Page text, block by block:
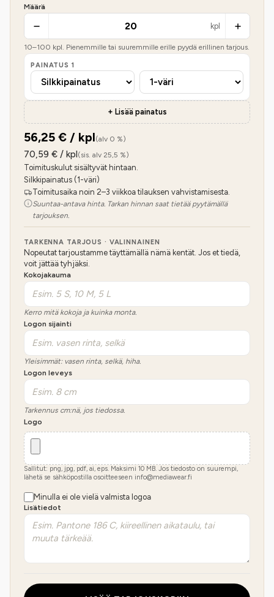
Määrä
kpl
10–100 kpl. Pienemmille tai suuremmille erille pyydä erillinen tarjous.
PAINATUS 1
+ Lisää painatus
56,25 € / kpl(alv 0 %)
70,59 € / kpl(sis. alv 25,5 %)
Toimituskulut sisältyvät hintaan.
Silkkipainatus (1-väri)
Toimitusaika noin 2–3 viikkoa tilauksen vahvistamisesta.
Suuntaa-antava hinta. Tarkan hinnan saat tietää pyytämällä
tarjouksen.
TARKENNA TARJOUS · VALINNAINEN
Nopeutat tarjoustamme täyttämällä nämä kentät. Jos et tiedä,
voit jättää tyhjäksi.
Kokojakauma
Kerro mitä kokoja ja kuinka monta.
Logon sijainti
Yleisimmät: vasen rinta, selkä, hiha.
Logon leveys
Tarkennus cm:nä, jos tiedossa.
Logo
Sallitut: png, jpg, pdf, ai, eps. Maksimi 10 MB. Jos tiedosto on suurempi,
lähetä se sähköpostilla osoitteeseen info@mediawear.fi
Minulla ei ole vielä valmista logoa
Lisätiedot